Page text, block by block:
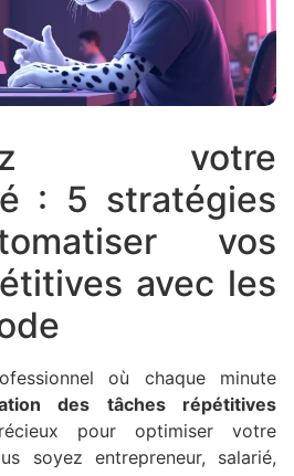
votre
: 5 stratégies
vos
avec les
où chaque minute
des tâches répétitives
pour optimiser votre
soyez entrepreneur, salarié,